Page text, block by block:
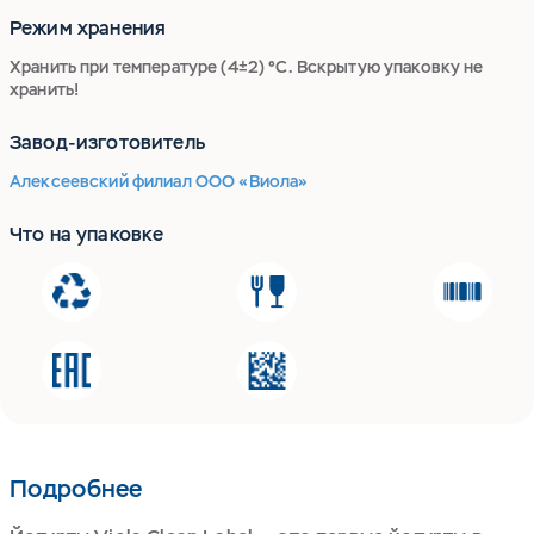
Режим хранения
Хранить при температуре (4±2) °С. Вскрытую упаковку не
хранить!
Завод-изготовитель
Алексеевский филиал ООО «Виола»
Что на упаковке
Подробнее